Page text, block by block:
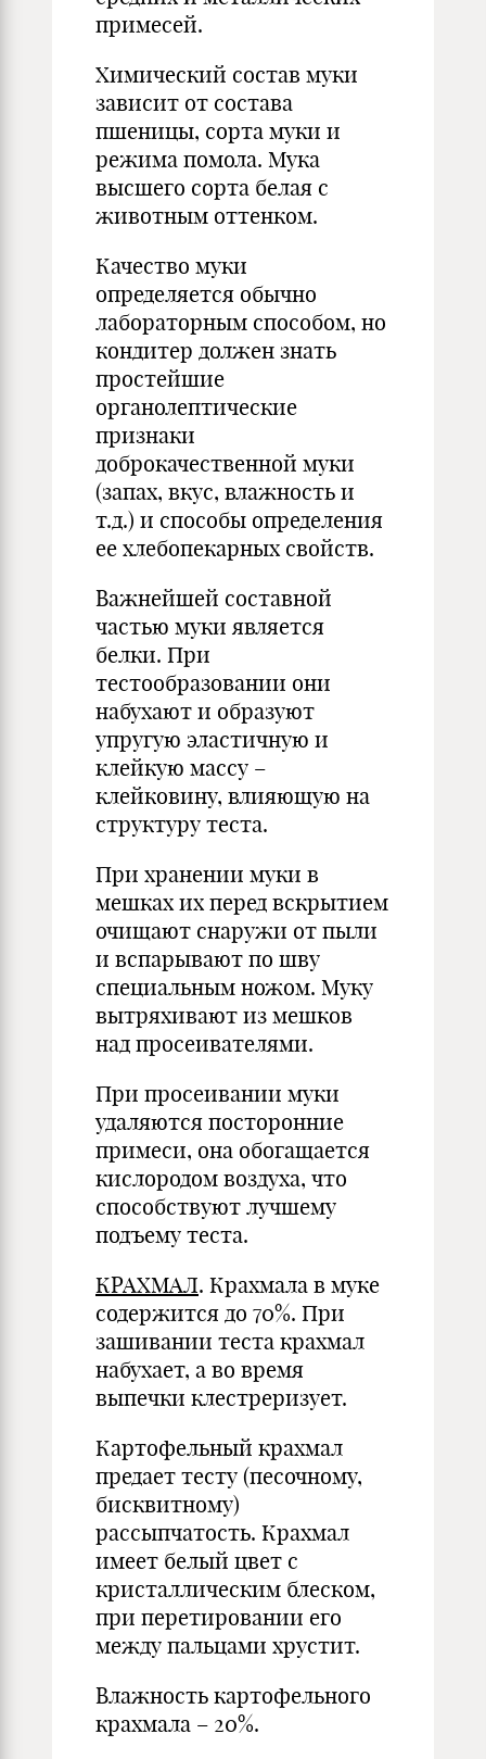
примесей.
Химический состав муки
зависит от состава
пшеницы, сорта муки и
режима помола. Мука
высшего сорта белая с
животным оттенком.
Качество муки
определяется обычно
лабораторным способом, но
кондитер должен знать
простейшие
органолептические
признаки
доброкачественной муки
(запах, вкус, влажность и
т.д.) и способы определения
ее хлебопекарных свойств.
Важнейшей составной
частью муки является
белки. При
тестообразовании они
набухают и образуют
упругую эластичную и
клейкую массу –
клейковину, влияющую на
структуру теста.
При хранении муки в
мешках их перед вскрытием
очищают снаружи от пыли
и вспарывают по шву
специальным ножом. Муку
вытряхивают из мешков
над просеивателями.
При просеивании муки
удаляются посторонние
примеси, она обогащается
кислородом воздуха, что
способствуют лучшему
подъему теста.
КРАХМАЛ. Крахмала в муке
содержится до 70%. При
зашивании теста крахмал
набухает, а во время
выпечки клестреризует.
Картофельный крахмал
предает тесту (песочному,
бисквитному)
рассыпчатость. Крахмал
имеет белый цвет с
кристаллическим блеском,
при перетировании его
между пальцами хрустит.
Влажность картофельного
крахмала – 20%.